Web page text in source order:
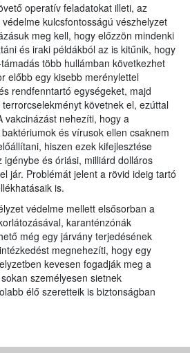
operatív feladatokat illeti, az
kulcsfontosságú vészhelyzet
meg kell, hogy előzzön mindenki
és iraki példákból az is kitűnik, hogy
több hullámban következhet
előbb egy kisebb merénylettel
rendfenntartó egységeket, majd
követnek el, ezúttal
vakcinázást nehezíti, hogy a
és vírusok ellen csaknem
hiszen ezek kifejlesztése
igénybe és óriási, milliárd dolláros
jár. Problémát jelent a rövid ideig tartó
is.
védelme mellett elsősorban a
karanténzónák
még egy járvány terjedésének
megnehezíti, hogy egy
kevesen fogadják meg a
személyesen sietnek
élő szeretteik is biztonságban